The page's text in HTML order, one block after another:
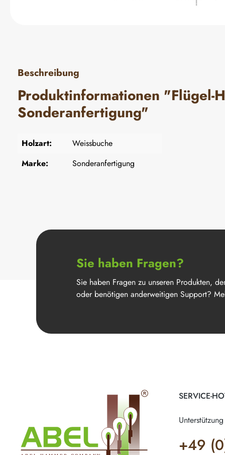
Beschreibung
Produktinformationen "Flügel-
Sonderanfertigung"
Holzart:
Weissbuche
Marke:
Sonderanfertigung
Sie haben Fragen?
Sie haben Fragen zu unseren Produkten,
oder benötigen anderweitigen Support?
SERVICE-
+49